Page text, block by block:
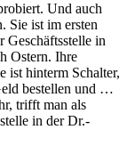
Und auch
Sie ist im ersten
Geschäftsstelle in
Ostern. Ihre
ist hinterm Schalter,
bestellen und …
trifft man als
in der Dr.-